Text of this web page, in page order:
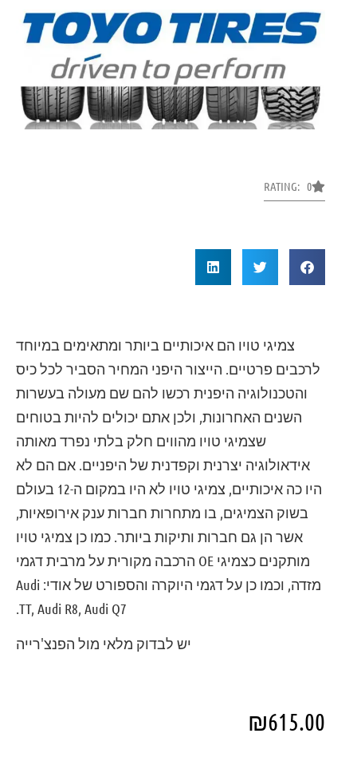
RATING: 0
צמיגי טויו הם איכותיים ביותר ומתאימים במיוחד
לרכבים פרטיים. הייצור היפני המחיר הסביר לכל כיס
והטכנולוגיה היפנית רכשו להם שם מעולה בעשרות
השנים האחרונות, ולכן אתם יכולים להיות בטוחים
שצמיגי טויו מהווים חלק בלתי נפרד מאותה
אידאולוגיה יצרנית וקפדנית של היפניים. אם הם לא
היו כה איכותיים, צמיגי טויו לא היו במקום ה-12 בעולם
בשוק הצמיגים, בו מתחרות חברות ענק אירופאיות,
אשר הן גם חברות ותיקות ביותר. כמו כן צמיגי טויו
מותקנים כצמיגי OE הרכבה מקורית על מרבית דגמי
מזדה, וכמו כן על דגמי היוקרה והספורט של אודי: Audi
TT, Audi R8, Audi Q7.
יש לבדוק מלאי מול הפנצ'רייה
₪615.00